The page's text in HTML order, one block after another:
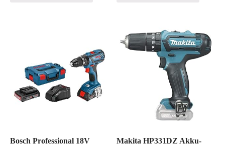
Bosch Professional 18V
Makita HP331DZ Akku-